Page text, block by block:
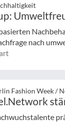
nach
Fashion Week /